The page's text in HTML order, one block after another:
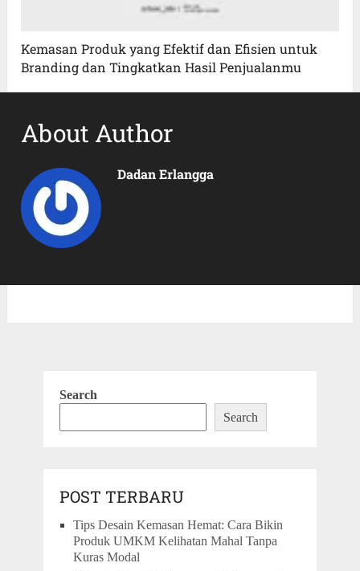
Kemasan Produk yang Efektif dan Efisien untuk
Branding dan Tingkatkan Hasil Penjualanmu
About Author
Dadan Erlangga
Search
Search
POST TERBARU
Tips Desain Kemasan Hemat: Cara Bikin
Produk UMKM Kelihatan Mahal Tanpa
Kuras Modal